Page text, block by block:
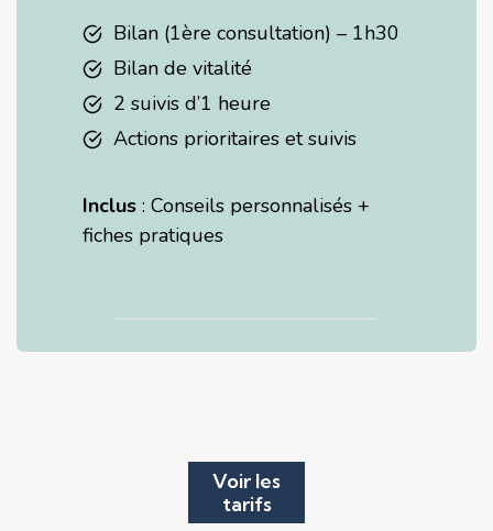
Bilan (1ère consultation) – 1h30
Bilan de vitalité
2 suivis d’1 heure
Actions prioritaires et suivis
Inclus : Conseils personnalisés +
fiches pratiques
Voir les
tarifs